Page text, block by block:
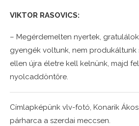
VIKTOR RASOVICS:
– Megérdemelten nyertek,
gyengék voltunk, nem produkáltunk
ellen újra életre kell kelnünk, majd
nyolcaddöntőre.
Címlapképünk vlv-fotó, Konarik
párharca a szerdai meccsen.